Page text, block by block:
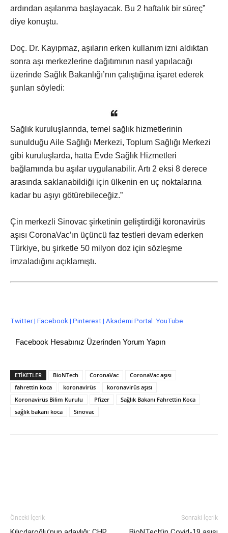
ardından aşılanma başlayacak. Bu 2 haftalık bir süreç”
diye konuştu.
Doç. Dr. Kayıpmaz, aşıların erken kullanım izni aldıktan
sonra aşı merkezlerine dağıtımının nasıl yapılacağı
üzerinde Sağlık Bakanlığı’nın çalıştığına işaret ederek
şunları söyledi:
Sağlık kuruluşlarında, temel sağlık hizmetlerinin
sunulduğu Aile Sağlığı Merkezi, Toplum Sağlığı Merkezi
gibi kuruluşlarda, hatta Evde Sağlık Hizmetleri
bağlamında bu aşılar uygulanabilir. Artı 2 eksi 8 derece
arasında saklanabildiği için ülkenin en uç noktalarına
kadar bu aşıyı götürebileceğiz.”
Çin merkezli Sinovac şirketinin geliştirdiği koronavirüs
aşısı CoronaVac’ın üçüncü faz testleri devam ederken
Türkiye, bu şirketle 50 milyon doz için sözleşme
imzaladığını açıklamıştı.
Twitter| Facebook | Pinterest | Akademi Portal YouTube
Facebook Hesabınız Üzerinden Yorum Yapın
ETİKETLER BioNTech CoronaVac
CoronaVac aşısı
fahrettin koca
koronavirüs
koronavirüs aşısı
Koronavirüs Bilim Kurulu
Pfizer
Sağlık Bakanı Fahrettin Koca
sağlık bakanı koca
Sinovac
Önceki İçerik Sonraki İçerik